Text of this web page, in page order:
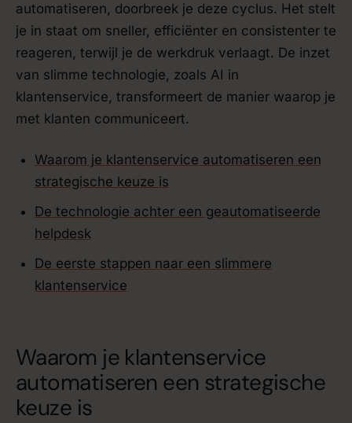
automatiseren, doorbreek je deze cyclus. Het stelt
je in staat om sneller, efficiënter en consistenter te
reageren, terwijl je de werkdruk verlaagt. De inzet
van slimme technologie, zoals AI in
klantenservice, transformeert de manier waarop je
met klanten communiceert.
Waarom je klantenservice automatiseren een
strategische keuze is
De technologie achter een geautomatiseerde
helpdesk
De eerste stappen naar een slimmere
klantenservice
Waarom je klantenservice
automatiseren een strategische
keuze is